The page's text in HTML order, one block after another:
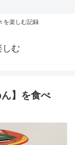
を楽しむ記録
しむ
】を食べ